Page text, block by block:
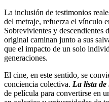
La inclusión de testimonios
del metraje, refuerza el vínculo
Sobrevivientes y descendientes
original caminan junto a sus
que el impacto de un solo
generaciones.
El cine, en este sentido, se
conciencia colectiva. La lista
de película para convertirse en